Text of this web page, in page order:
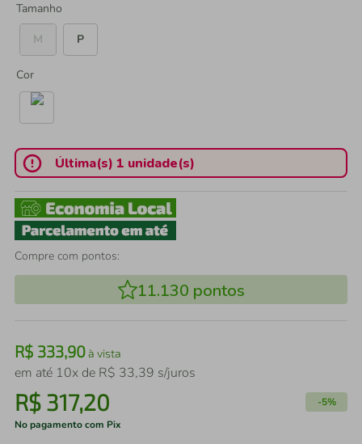
Tamanho
M
P
Cor
Última(s) 1 unidade(s)
Compre com pontos:
11.130 pontos
R$ 333,90à vista
em até 10x de R$ 33,39 s/juros
R$ 317,20 -5%
No pagamento com Pix